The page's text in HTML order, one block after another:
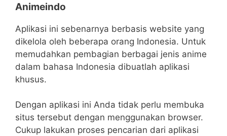
Animeindo
Aplikasi ini sebenarnya berbasis website yang
dikelola oleh beberapa orang Indonesia. Untuk
memudahkan pembagian berbagai jenis anime
dalam bahasa Indonesia dibuatlah aplikasi
khusus.
Dengan aplikasi ini Anda tidak perlu membuka
situs tersebut dengan menggunakan browser.
Cukup lakukan proses pencarian dari aplikasi